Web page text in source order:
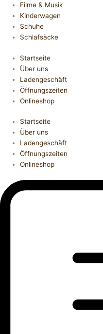
Filme & Musik
Kinderwagen
Schuhe
Schlafsäcke
Startseite
Über uns
Ladengeschäft
Öffnungszeiten
Onlineshop
Startseite
Über uns
Ladengeschäft
Öffnungszeiten
Onlineshop